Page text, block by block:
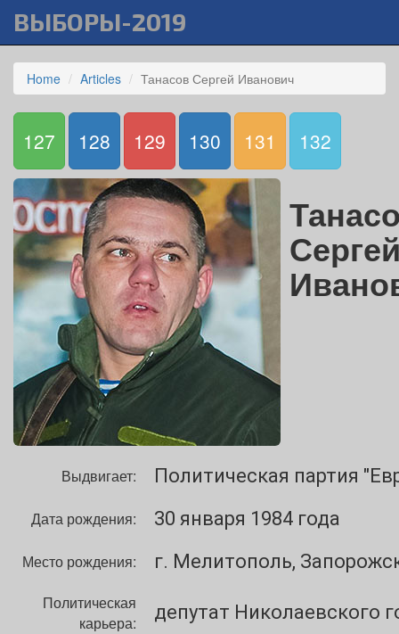
ВЫБОРЫ-2019
Home Articles Танасов Сергей Иванович
127 128 129 130 131 132
Выдвигает: Политическая партия
Дата рождения: 30 января 1984 года
Место рождения: г. Мелитополь,
Политическая
карьера:
депутат Николаевского